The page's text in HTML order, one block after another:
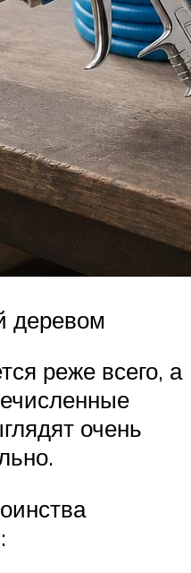
деревом
реже всего, а
очень